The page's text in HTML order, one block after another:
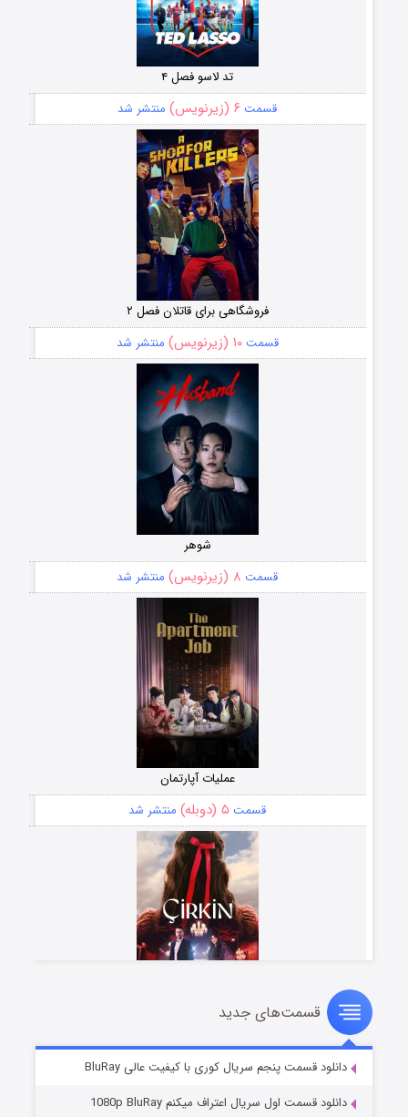
تد لاسو فصل ۴
قسمت ۶ (زیرنویس) منتشر شد
فروشگاهی برای قاتلان فصل ۲
قسمت۱۰ (زیرنویس) منتشر شد
شوهر
قسمت ۸ (زیرنویس) منتشر شد
عملیات آپارتمان
قسمت ۵ (دوبله) منتشر شد
سریال زشت
قسمت۲ (زیرنویس) منتشر شد
قسمت‌های جدید
دانلود قسمت پنجم سریال کوری با کیفیت عالی BluRay
دانلود قسمت اول سریال اعتراف میکنم 1080p BluRay